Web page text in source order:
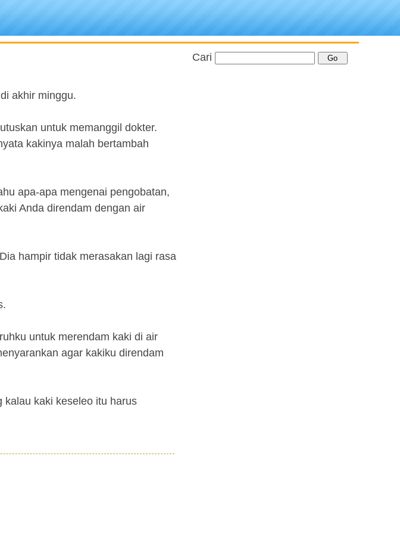
akhir minggu.
untuk memanggil dokter.
kakinya malah bertambah
apa-apa mengenai pengobatan,
Anda direndam dengan air
hampir tidak merasakan lagi rasa
untuk merendam kaki di air
agar kakiku direndam
kalau kaki keseleo itu harus
Cari